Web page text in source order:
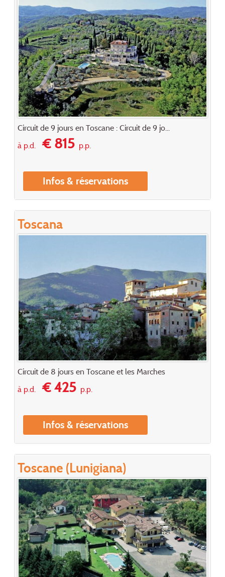
Circuit de 9 jours en Toscane : Circuit de 9 jo...
à p.d.€ 815p.p.
Infos & réservations
Toscana
Circuit de 8 jours en Toscane et les Marches
à p.d.€ 425p.p.
Infos & réservations
Toscane (Lunigiana)